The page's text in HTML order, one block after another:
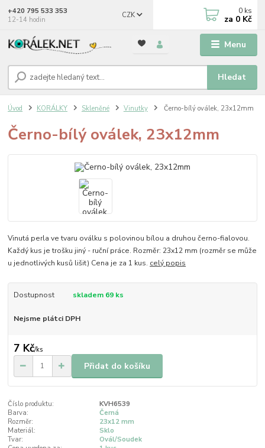
Menu
CZK
Hledat
+420 795 533 353
12-14 hodin
0 ks
za 0 Kč
Úvod KORÁLKY Skleněné Vinutky Černo-bílý oválek, 23x12mm
Černo-bílý oválek, 23x12mm
Vinutá perla ve tvaru oválku s polovinou bílou a druhou černo-fialovou.
Každý kus je trošku jiný - ruční práce. Rozměr: 23x12 mm (rozměr se může
u jednotlivých kusů lišit) Cena je za 1 kus. celý popis
Dostupnost skladem 69 ks
Nejsme plátci DPH
7 Kč/ks
Přidat do košíku
Číslo produktu:
KVH6539
Barva:
Černá
Rozměr:
23x12 mm
Materiál:
Sklo
Tvar:
Ovál/Soudek